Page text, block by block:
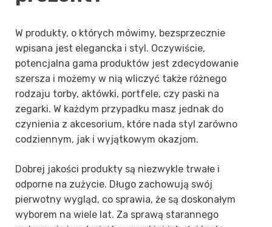
W produkty, o których mówimy, bezsprzecznie
wpisana jest elegancka i styl. Oczywiście,
potencjalna gama produktów jest zdecydowanie
szersza i możemy w nią wliczyć także różnego
rodzaju torby, aktówki, portfele, czy paski na
zegarki. W każdym przypadku masz jednak do
czynienia z akcesorium, które nada styl zarówno
codziennym, jak i wyjątkowym okazjom.
Dobrej jakości produkty są niezwykle trwałe i
odporne na zużycie. Długo zachowują swój
pierwotny wygląd, co sprawia, że są doskonałym
wyborem na wiele lat. Za sprawą starannego